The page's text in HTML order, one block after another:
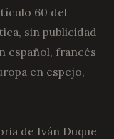
60 del
sin publicidad
español, francés
en espejo,
de Iván Duque